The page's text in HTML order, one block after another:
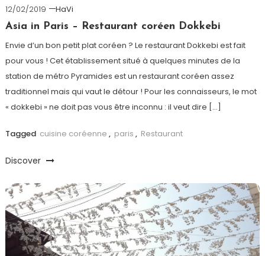
12/02/2019
HaVi
Asia in Paris – Restaurant coréen Dokkebi
Envie d’un bon petit plat coréen ? Le restaurant Dokkebi est fait
pour vous ! Cet établissement situé à quelques minutes de la
station de métro Pyramides est un restaurant coréen assez
traditionnel mais qui vaut le détour ! Pour les connaisseurs, le mot
« dokkebi » ne doit pas vous être inconnu : il veut dire […]
Tagged cuisine coréenne , paris , Restaurant
Discover